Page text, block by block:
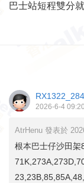
巴士站短程雙分
RX1322_284
2026-6-4 09:20
AtrHenu 發表於
根本巴士仔沙田架